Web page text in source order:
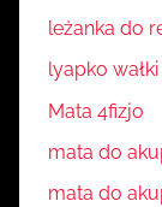
leżanka do
lyapko wałki
Mata 4fizjo
mata do
mata do